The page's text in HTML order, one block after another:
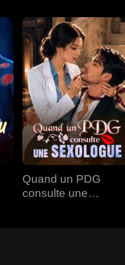
Quand un PDG
consulte une